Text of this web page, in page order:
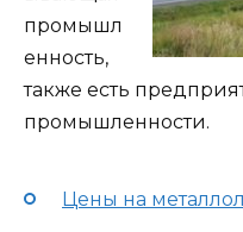
промышл
енность,
также есть
промышленности.
Цены на